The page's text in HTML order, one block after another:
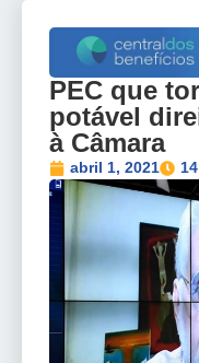
PEC que
potável
à Câmara
abril 1, 2021